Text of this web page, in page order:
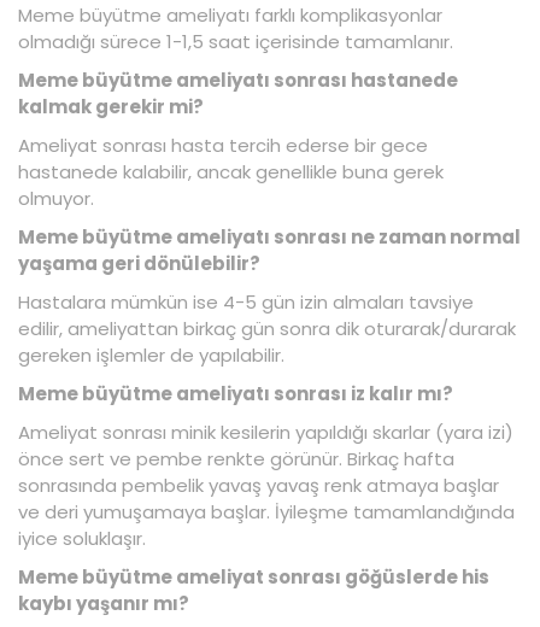
Meme büyütme ameliyatı farklı komplikasyonlar
olmadığı sürece 1-1,5 saat içerisinde tamamlanır.
Meme büyütme ameliyatı sonrası hastanede
kalmak gerekir mi?
Ameliyat sonrası hasta tercih ederse bir gece
hastanede kalabilir, ancak genellikle buna gerek
olmuyor.
Meme büyütme ameliyatı sonrası ne zaman normal
yaşama geri dönülebilir?
Hastalara mümkün ise 4-5 gün izin almaları tavsiye
edilir, ameliyattan birkaç gün sonra dik oturarak/durarak
gereken işlemler de yapılabilir.
Meme büyütme ameliyatı sonrası iz kalır mı?
Ameliyat sonrası minik kesilerin yapıldığı skarlar (yara izi)
önce sert ve pembe renkte görünür. Birkaç hafta
sonrasında pembelik yavaş yavaş renk atmaya başlar
ve deri yumuşamaya başlar. İyileşme tamamlandığında
iyice soluklaşır.
Meme büyütme ameliyat sonrası göğüslerde his
kaybı yaşanır mı?